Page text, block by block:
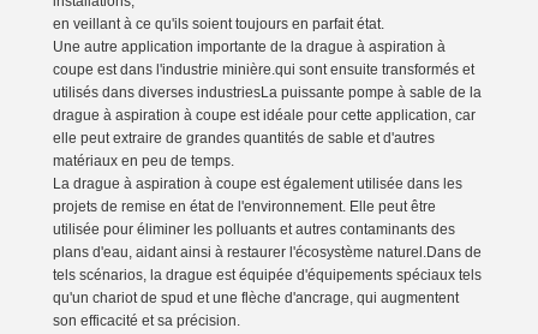
en veillant à ce qu'ils soient toujours en parfait état.
Une autre application importante de la drague à aspiration à
coupe est dans l'industrie minière.qui sont ensuite transformés et
utilisés dans diverses industriesLa puissante pompe à sable de la
drague à aspiration à coupe est idéale pour cette application, car
elle peut extraire de grandes quantités de sable et d'autres
matériaux en peu de temps.
La drague à aspiration à coupe est également utilisée dans les
projets de remise en état de l'environnement. Elle peut être
utilisée pour éliminer les polluants et autres contaminants des
plans d'eau, aidant ainsi à restaurer l'écosystème naturel.Dans de
tels scénarios, la drague est équipée d'équipements spéciaux tels
qu'un chariot de spud et une flèche d'ancrage, qui augmentent
son efficacité et sa précision.